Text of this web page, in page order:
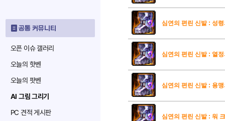
공통 커뮤니티
오픈 이슈 갤러리
오늘의 핫벤
오늘의 팟벤
AI 그림 그리기
PC 견적 게시판
심연의 편린 신발 : 성
심연의 편린 신발 : 열
심연의 편린 신발 : 용
심연의 편린 신발 : 워